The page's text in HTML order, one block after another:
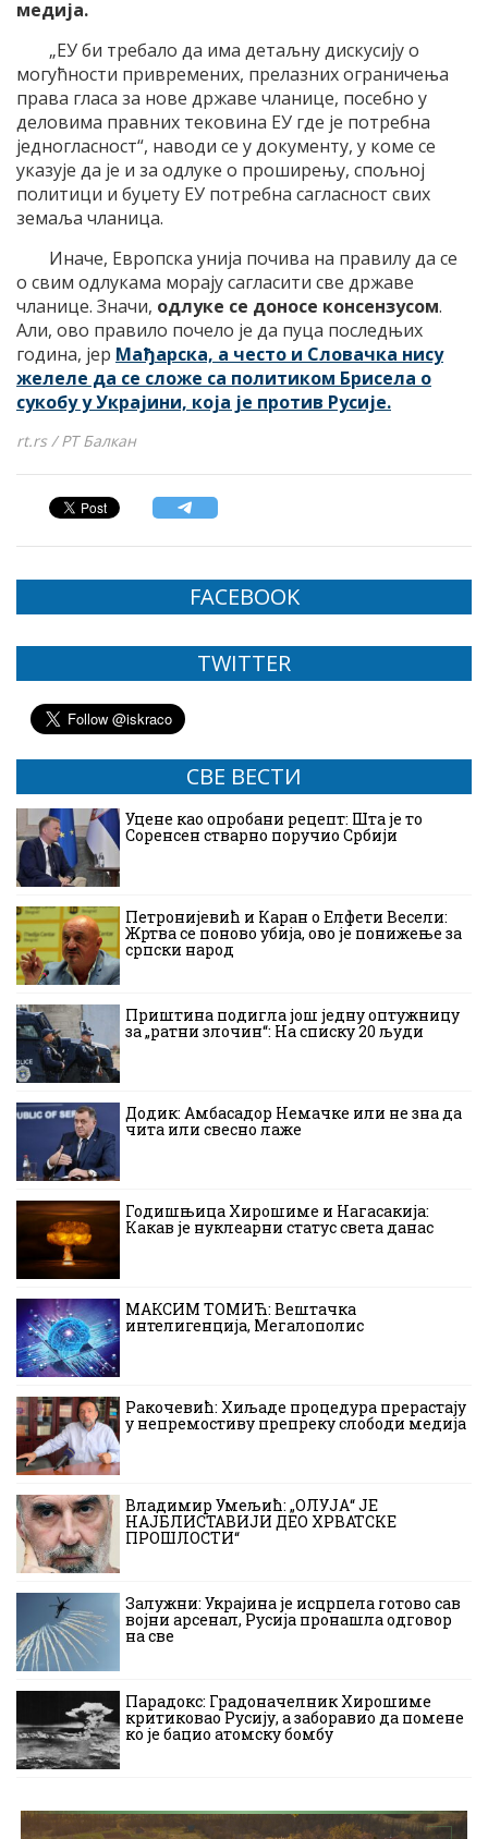
медија.
„ЕУ би требало да има детаљну дискусију о
могућности привремених, прелазних ограничења
права гласа за нове државе чланице, посебно у
деловима правних тековина ЕУ где је потребна
једногласност“, наводи се у документу, у коме се
указује да је и за одлуке о проширењу, спољној
политици и буџету ЕУ потребна сагласност свих
земаља чланица.
Иначе, Европска унија почива на правилу да се
о свим одлукама морају сагласити све државе
чланице. Значи, одлуке се доносе консензусом.
Али, ово правило почело је да пуца последњих
година, јер Мађарска, а често и Словачка нису
желеле да се сложе са политиком Брисела о
сукобу у Украјини, која је против Русије.
rt.rs / РТ Балкан
FACEBOOK
TWITTER
СВЕ ВЕСТИ
Уцене као опробани рецепт: Шта је то
Соренсен стварно поручио Србији
Петронијевић и Каран о Елфети Весели:
Жртва се поново убија, ово је понижење за
српски народ
Приштина подигла још једну оптужницу
за „ратни злочин“: На списку 20 људи
Додик: Амбасадор Немачке или не зна да
чита или свесно лаже
Годишњица Хирошиме и Нагасакија:
Какав је нуклеарни статус света данас
МАКСИМ ТОМИЋ: Вештачка
интелигенција, Мегалополис
Ракочевић: Хиљаде процедура прерастају
у непремостиву препреку слободи медија
Владимир Умељић: „ОЛУЈА“ ЈЕ
НАЈБЛИСТАВИЈИ ДЕО ХРВАТСКЕ
ПРОШЛОСТИ“
Залужни: Украјина је исцрпела готово сав
војни арсенал, Русија пронашла одговор
на све
Парадокс: Градоначелник Хирошиме
критиковао Русију, а заборавио да помене
ко је бацио атомску бомбу